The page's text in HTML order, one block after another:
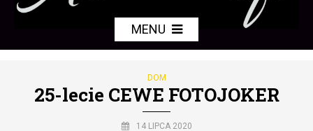
MENU
DOM
25-lecie CEWE FOTOJOKER
14 LIPCA 2020